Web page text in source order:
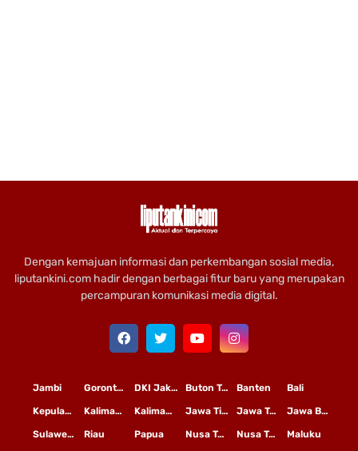
Dengan kemajuan informasi dan perkembangan sosial media,
liputankini.com hadir dengan berbagai fitur baru yang merupakan
percampuran komunikasi media digital.
Bali
Banten
Buton Tengah
DKI Jakarta
Gorontalo
Jambi
Jawa Barat
Jawa Tengah
Jawa Timur
Kalimantan Tengah
Kalimantan Timur
Kepulauan Riau
Maluku
Nusa Tenggara Barat
Nusa Tenggara Timur
Papua
Riau
Sulawesi Selatan